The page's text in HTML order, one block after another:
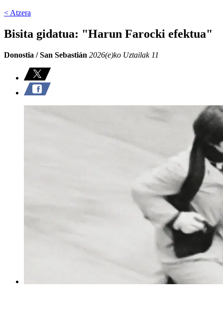
< Atzera
Bisita gidatua: "Harun Farocki efektua"
Donostia / San Sebastián 2026(e)ko Uztailak 11